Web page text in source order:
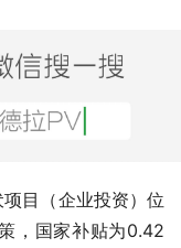
目（企业投资）位
，国家补贴为0.42